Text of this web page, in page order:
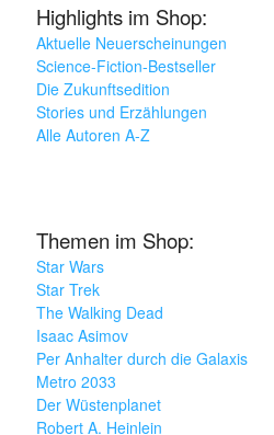
Highlights im Shop:
Aktuelle Neuerscheinungen
Science-Fiction-Bestseller
Die Zukunftsedition
Stories und Erzählungen
Alle Autoren A-Z
Themen im Shop:
Star Wars
Star Trek
The Walking Dead
Isaac Asimov
Per Anhalter durch die Galaxis
Metro 2033
Der Wüstenplanet
Robert A. Heinlein